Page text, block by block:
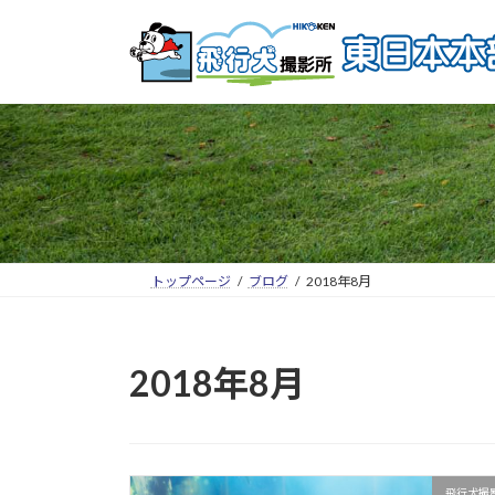
トップページ ブログ 2018年8月
2018年8月